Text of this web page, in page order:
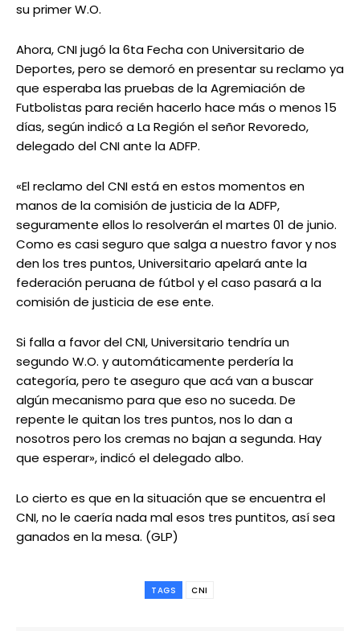
su primer W.O.
Ahora, CNI jugó la 6ta Fecha con Universitario de
Deportes, pero se demoró en presentar su reclamo ya
que esperaba las pruebas de la Agremiación de
Futbolistas para recién hacerlo hace más o menos 15
días, según indicó a La Región el señor Revoredo,
delegado del CNI ante la ADFP.
«El reclamo del CNI está en estos momentos en
manos de la comisión de justicia de la ADFP,
seguramente ellos lo resolverán el martes 01 de junio.
Como es casi seguro que salga a nuestro favor y nos
den los tres puntos, Universitario apelará ante la
federación peruana de fútbol y el caso pasará a la
comisión de justicia de ese ente.
Si falla a favor del CNI, Universitario tendría un
segundo W.O. y automáticamente perdería la
categoría, pero te aseguro que acá van a buscar
algún mecanismo para que eso no suceda. De
repente le quitan los tres puntos, nos lo dan a
nosotros pero los cremas no bajan a segunda. Hay
que esperar», indicó el delegado albo.
Lo cierto es que en la situación que se encuentra el
CNI, no le caería nada mal esos tres puntitos, así sea
ganados en la mesa. (GLP)
TAGS CNI